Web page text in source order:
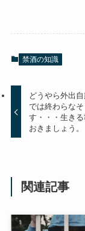
禁酒の知識
どうやら外出
では終わらな
す・・・生き
おきましょう。
関連記事